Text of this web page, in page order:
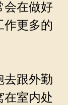
会在做好
作更多的
跟外勤
在室内处